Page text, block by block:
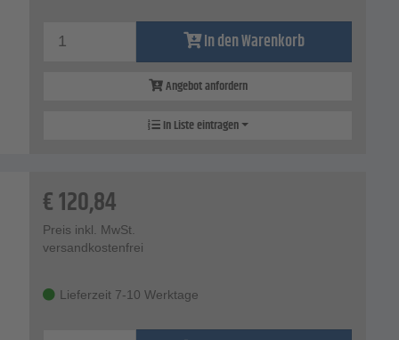
In den Warenkorb
Angebot anfordern
In Liste eintragen
€120,84
Preis inkl. MwSt.
versandkostenfrei
Lieferzeit 7-10 Werktage